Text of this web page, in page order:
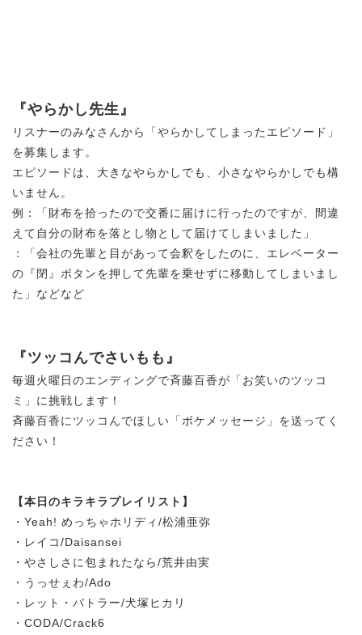
『やらかし先生』
リスナーのみなさんから「やらかしてしまったエピソード」
を募集します。
エピソードは、大きなやらかしでも、小さなやらかしでも構
いません。
例：「財布を拾ったので交番に届けに行ったのですが、間違
えて自分の財布を落とし物として届けてしまいました」
：「会社の先輩と目があって会釈をしたのに、エレベーター
の『閉』ボタンを押して先輩を乗せずに移動してしまいまし
た」などなど
『ツッコんでさいもも』
毎週火曜日のエンディングで斉藤百香が「お笑いのツッコ
ミ」に挑戦します！
斉藤百香にツッコんでほしい「ボケメッセージ」を送ってく
ださい！
【本日のキラキラプレイリスト】
・Yeah! めっちゃホリディ/松浦亜弥
・レイコ/Daisansei
・やさしさに包まれたなら/荒井由実
・うっせぇわ/Ado
・レット・バトラー/犬塚ヒカリ
・CODA/Crack6